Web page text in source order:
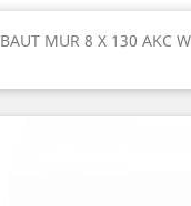
BAUT MUR 8 X 130 AKC